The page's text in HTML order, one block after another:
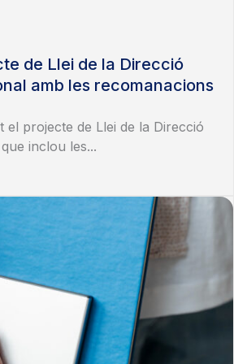
de Llei de la Direcció
amb les recomanacions
el projecte de Llei de la Direcció
inclou les...